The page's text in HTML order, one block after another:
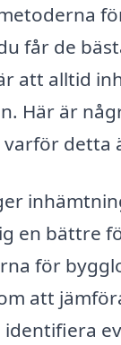
får de
att alltid
Här är
detta
en bättre
för
att